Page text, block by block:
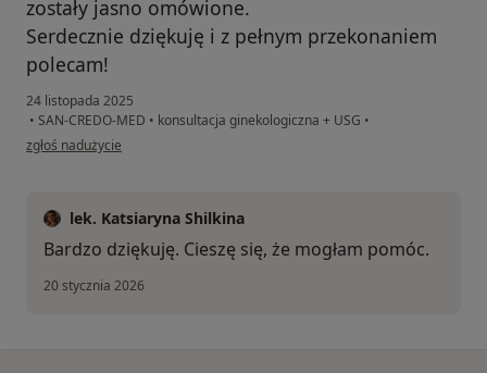
zostały jasno omówione.
Serdecznie dziękuję i z pełnym przekonaniem
polecam!
24 listopada 2025
• SAN-CREDO-MED • konsultacja ginekologiczna + USG •
w opinii użytkownika Hanna
zgłoś nadużycie
lek. Katsiaryna Shilkina
Bardzo dziękuję. Cieszę się, że mogłam pomóc.
20 stycznia 2026